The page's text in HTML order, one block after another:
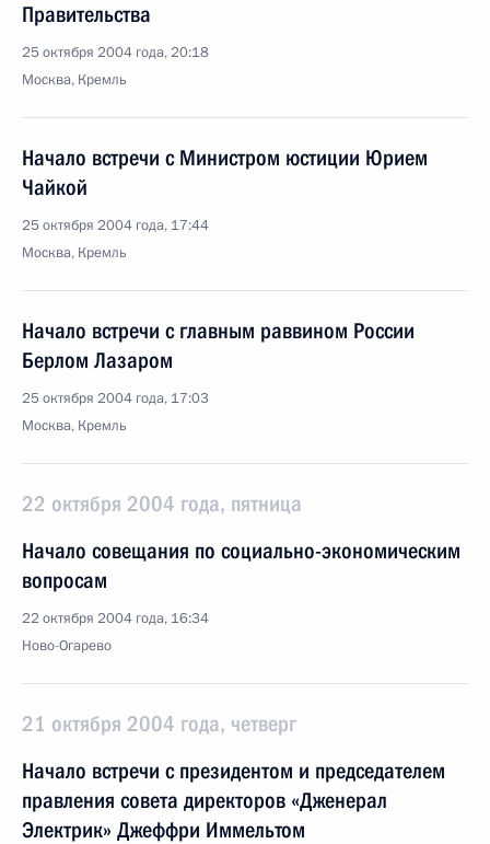
Правительства
25 октября 2004 года, 20:18
Москва, Кремль
Начало встречи с Министром юстиции Юрием
Чайкой
25 октября 2004 года, 17:44
Москва, Кремль
Начало встречи с главным раввином России
Берлом Лазаром
25 октября 2004 года, 17:03
Москва, Кремль
22 октября 2004 года, пятница
Начало совещания по социально-экономическим
вопросам
22 октября 2004 года, 16:34
Ново-Огарево
21 октября 2004 года, четверг
Начало встречи с президентом и председателем
правления совета директоров «Дженерал
Электрик» Джеффри Иммельтом